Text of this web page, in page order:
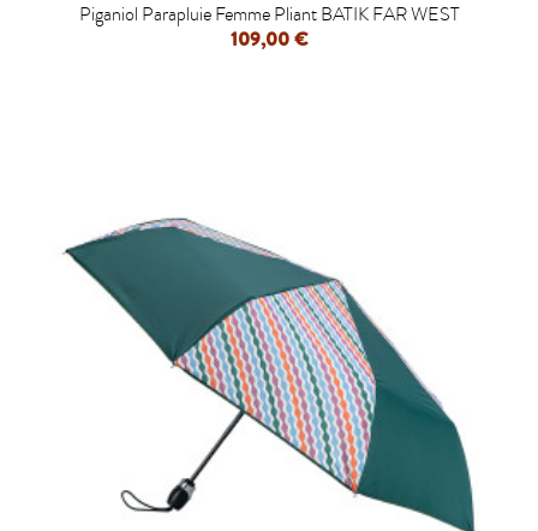
Piganiol Parapluie Femme Pliant BATIK FAR WEST
109,00 €